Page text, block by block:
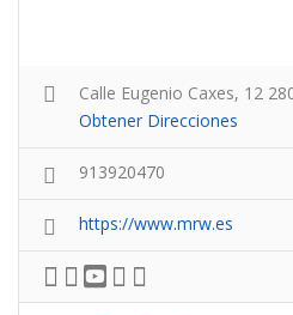
Calle Eugenio Caxes, 12
Obtener Direcciones
913920470
https://www.mrw.es